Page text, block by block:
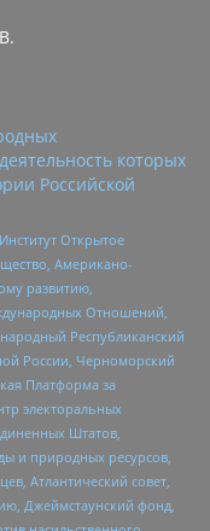
которых
Российской
Открытое
Американо-
развитию,
Отношений,
Республиканский
России, Черноморский
Платформа за
электоральных
Штатов,
и природных ресурсов,
Атлантический совет,
Джеймстаунский фонд,